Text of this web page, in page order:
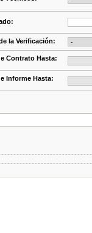
la Verificación:
Contrato Hasta:
Informe Hasta: